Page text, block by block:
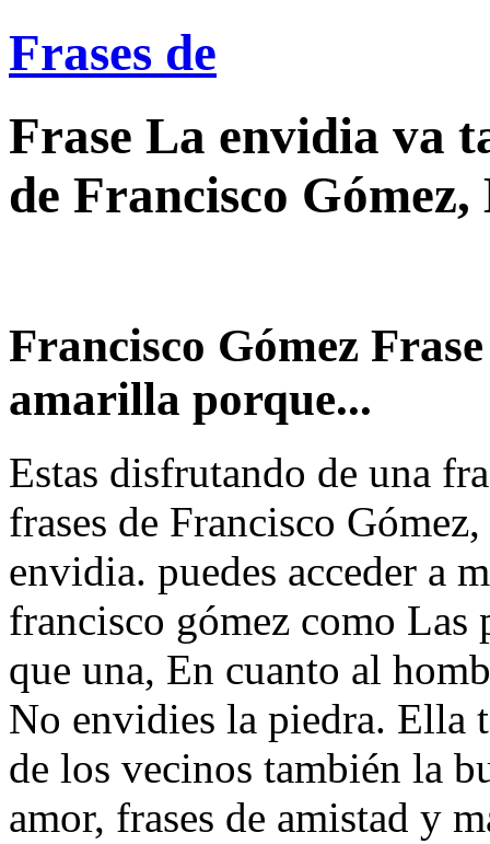
Frases de
Frase La envidia va
de Francisco
Francisco Gómez
amarilla porque...
Estas disfrutando de una
frases de Francisco
envidia. puedes acceder a
francisco gómez como Las
que una, En cuanto al
No envidies la piedra. Ella
de los vecinos también la
amor, frases de amistad y